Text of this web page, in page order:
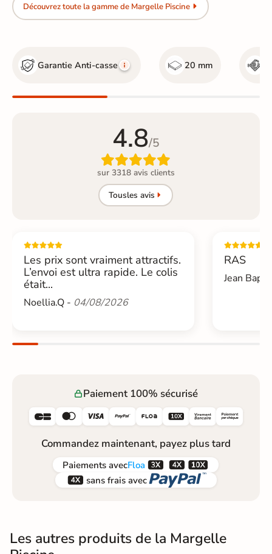
Découvrez toute la gamme de Margelle Piscine
Garantie Anti-casse 20 mm
4.8/5

sur 3318 avis clients
Tousles avis
Les prix sont vraiment attractifs.
L’envoi est ultra rapide. Le colis
était...
Noellia.Q - 04/08/2026
RAS
Jean
Paiement 100% sécurisé
     
Commandez maintenant, payez plus tard
Paiements avecFloa  
 sans frais avec 
Les autres produits de la Margelle